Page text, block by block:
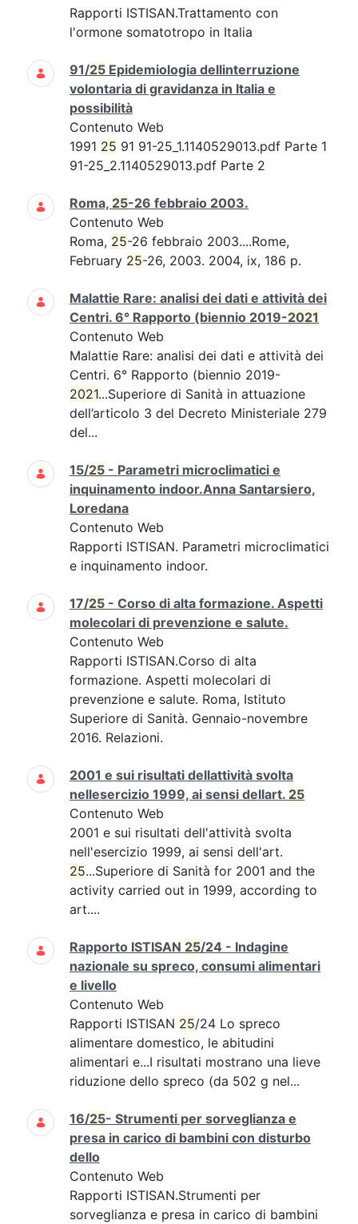
Rapporti ISTISAN.Trattamento con
l'ormone somatotropo in Italia
91/25 Epidemiologia dellinterruzione
volontaria di gravidanza in Italia e
possibilità
Contenuto Web
1991 25 91 91-25_1.1140529013.pdf Parte 1
91-25_2.1140529013.pdf Parte 2
Roma, 25-26 febbraio 2003.
Contenuto Web
Roma, 25-26 febbraio 2003....Rome,
February 25-26, 2003. 2004, ix, 186 p.
Malattie Rare: analisi dei dati e attività dei
Centri. 6° Rapporto (biennio 2019-2021
Contenuto Web
Malattie Rare: analisi dei dati e attività dei
Centri. 6° Rapporto (biennio 2019-
2021...Superiore di Sanità in attuazione
dell’articolo 3 del Decreto Ministeriale 279
del...
15/25 - Parametri microclimatici e
inquinamento indoor.Anna Santarsiero,
Loredana
Contenuto Web
Rapporti ISTISAN. Parametri microclimatici
e inquinamento indoor.
17/25 - Corso di alta formazione. Aspetti
molecolari di prevenzione e salute.
Contenuto Web
Rapporti ISTISAN.Corso di alta
formazione. Aspetti molecolari di
prevenzione e salute. Roma, Istituto
Superiore di Sanità. Gennaio-novembre
2016. Relazioni.
2001 e sui risultati dellattività svolta
nellesercizio 1999, ai sensi dellart. 25
Contenuto Web
2001 e sui risultati dell'attività svolta
nell'esercizio 1999, ai sensi dell'art.
25...Superiore di Sanità for 2001 and the
activity carried out in 1999, according to
art....
Rapporto ISTISAN 25/24 - Indagine
nazionale su spreco, consumi alimentari
e livello
Contenuto Web
Rapporti ISTISAN 25/24 Lo spreco
alimentare domestico, le abitudini
alimentari e...I risultati mostrano una lieve
riduzione dello spreco (da 502 g nel...
16/25- Strumenti per sorveglianza e
presa in carico di bambini con disturbo
dello
Contenuto Web
Rapporti ISTISAN.Strumenti per
sorveglianza e presa in carico di bambini